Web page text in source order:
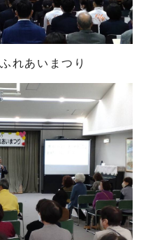
れあいまつり